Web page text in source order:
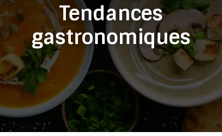
Tendances
gastronomiques